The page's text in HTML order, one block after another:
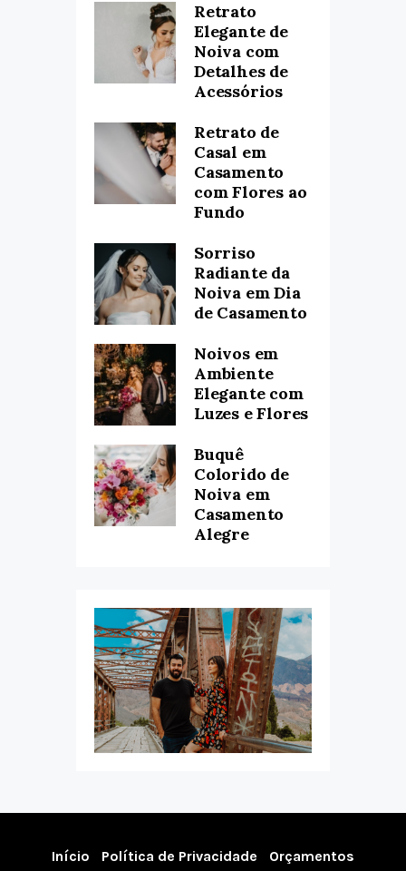
Retrato
Elegante de
Noiva com
Detalhes de
Acessórios
Retrato de
Casal em
Casamento
com Flores ao
Fundo
Sorriso
Radiante da
Noiva em Dia
de Casamento
Noivos em
Ambiente
Elegante com
Luzes e Flores
Buquê
Colorido de
Noiva em
Casamento
Alegre
Início Política de Privacidade Orçamentos